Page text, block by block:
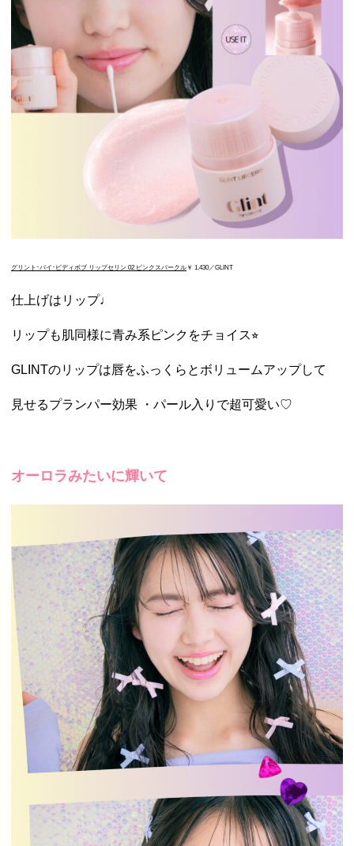
グリント･バイ･ビディボブ リップセリン 02 ピンクスパークル ￥ 1,430／GLINT
仕上げはリップ♩
リップも肌同様に青み系ピンクをチョイス⭐︎
GLINTのリップは唇をふっくらとボリュームアップして
見せるプランパー効果 ・パール入りで超可愛い♡
オーロラみたいに輝いて